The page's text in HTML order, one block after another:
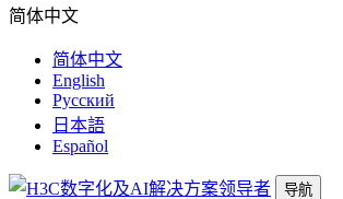
简体中文
简体中文
English
Русский
日本語
Español
导航